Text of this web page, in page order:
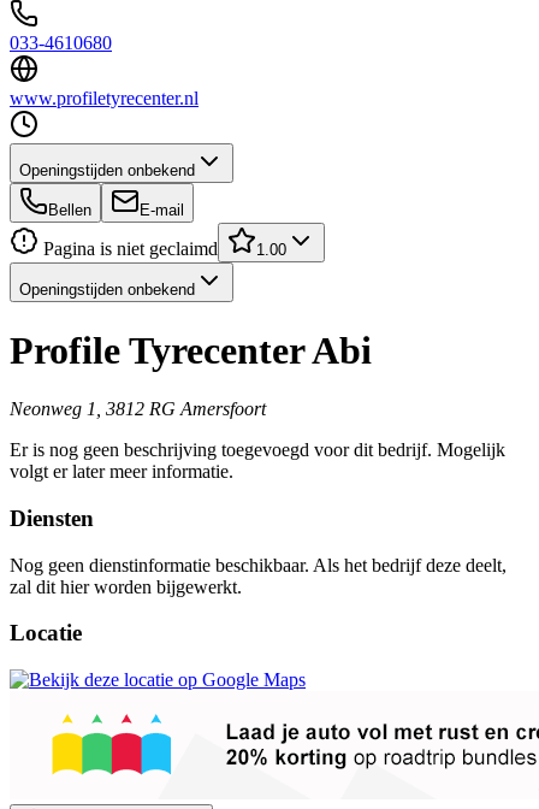
033-4610680
www.profiletyrecenter.nl
Openingstijden onbekend
Bellen E-mail
Pagina is niet geclaimd 1.00
Openingstijden onbekend
Profile Tyrecenter Abi
Neonweg 1, 3812 RG Amersfoort
Er is nog geen beschrijving toegevoegd voor dit bedrijf. Mogelijk
volgt er later meer informatie.
Diensten
Nog geen dienstinformatie beschikbaar. Als het bedrijf deze deelt,
zal dit hier worden bijgewerkt.
Locatie